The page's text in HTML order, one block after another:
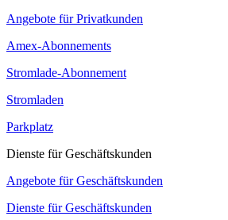
Angebote für Privatkunden
Amex-Abonnements
Stromlade-Abonnement
Stromladen
Parkplatz
Dienste für Geschäftskunden
Angebote für Geschäftskunden
Dienste für Geschäftskunden